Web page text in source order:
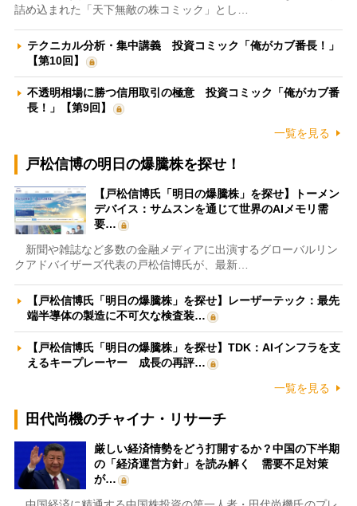
詰め込まれた「天下無敵の株コミック」とし…
テクニカル分析・集中講義 投資コミック「俺がカブ番長！」
【第10回】
不透明相場に勝つ信用取引の極意 投資コミック「俺がカブ番
長！」【第9回】
一覧を見る
戸松信博の明日の爆騰株を探せ！
【戸松信博氏「明日の爆騰株」を探せ】トーメン
デバイス：サムスンを通じて世界のAIメモリ需
要…
新聞や雑誌など多数の金融メディアに出演するグローバルリン
クアドバイザーズ代表の戸松信博氏が、最新…
【戸松信博氏「明日の爆騰株」を探せ】レーザーテック：最先
端半導体の製造に不可欠な検査装…
【戸松信博氏「明日の爆騰株」を探せ】TDK：AIインフラを支
えるキープレーヤー 成長の再評…
一覧を見る
田代尚機のチャイナ・リサーチ
厳しい経済情勢をどう打開するか？中国の下半期
の「経済運営方針」を読み解く 需要不足対策
が…